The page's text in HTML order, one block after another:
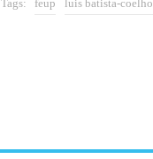
Tags: feup luis batista-coelho